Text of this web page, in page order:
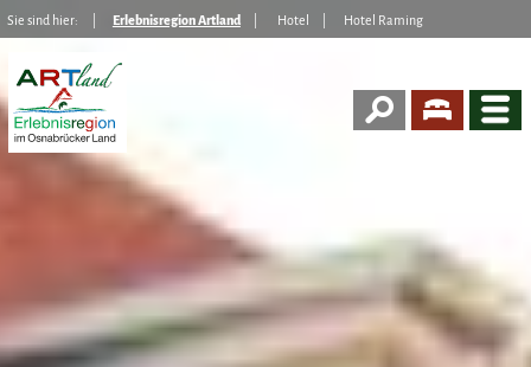
Sie sind hier: Erlebnisregion Artland Hotel Hotel Raming